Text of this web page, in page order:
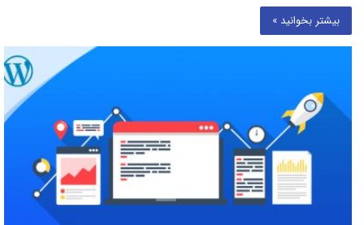
بیشتر بخوانید »